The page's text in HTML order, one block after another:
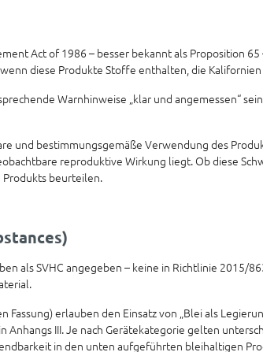
Act of 1986 – besser bekannt als Proposition
diese Produkte Stoffe enthalten, die
Warnhinweise „klar und angemessen“
und bestimmungsgemäße Verwendung des
reproduktive Wirkung liegt. Ob diese
beurteilen.
als SVHC angegeben – keine in Richtlinie 2015/
Fassung) erlauben den Einsatz von „Blei als
Anhangs III. Je nach Gerätekategorie gelten
in den unten aufgeführten bleihaltigen